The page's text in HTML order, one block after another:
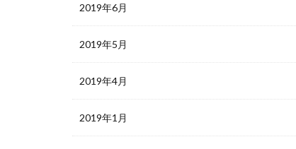
2019年6月
2019年5月
2019年4月
2019年1月